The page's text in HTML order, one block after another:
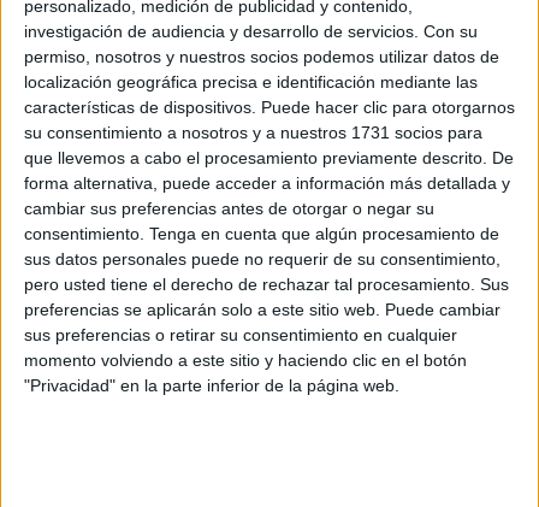
personalizado, medición de publicidad y contenido,
investigación de audiencia y desarrollo de servicios. Con su
permiso, nosotros y nuestros socios podemos utilizar datos de
localización geográfica precisa e identificación mediante las
características de dispositivos. Puede hacer clic para otorgarnos
su consentimiento a nosotros y a nuestros 1731 socios para
que llevemos a cabo el procesamiento previamente descrito. De
forma alternativa, puede acceder a información más detallada y
cambiar sus preferencias antes de otorgar o negar su
consentimiento. Tenga en cuenta que algún procesamiento de
sus datos personales puede no requerir de su consentimiento,
pero usted tiene el derecho de rechazar tal procesamiento. Sus
preferencias se aplicarán solo a este sitio web. Puede cambiar
sus preferencias o retirar su consentimiento en cualquier
momento volviendo a este sitio y haciendo clic en el botón
"Privacidad" en la parte inferior de la página web.
central del sistema y su fiabilidad determina, de manera
directa, la garantía de suministro”.
Tras su reciente ampliación, la instalación ha
incrementado su capacidad desde 21.000 hasta 31.000
metros cúbicos diarios, lo que equivale aproximadamente
a11 hectómetros cúbicos al año. Además, se han
incorporado mejoras sustanciales en postratamiento,
filtración bicapa y sistemas de recuperación de energía.
“La desalación, por tanto, ha pasado de ser un recurso
complementario a convertirse en el pilar básico del
abastecimiento de Ceuta”.
El Esquema provisional de Temas Importantes (EpTI)